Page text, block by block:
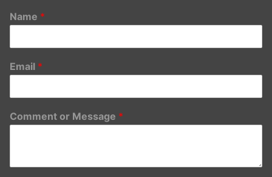
Name *
Email *
Comment or Message *